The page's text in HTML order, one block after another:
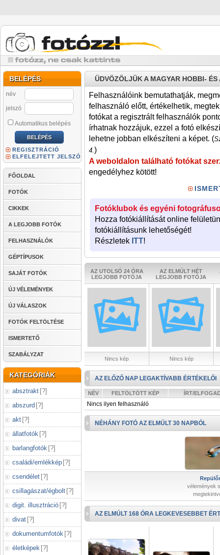
BELÉPÉS
név
jelszó
Automatikus belépés
REGISZTRÁCIÓ
ELFELEJTETT JELSZÓ
FŐOLDAL
FOTÓK
CIKKEK
A LEGJOBB FOTÓK
FELHASZNÁLÓK
GÉPTÍPUSOK
SAJÁT FOTÓK
ÚJ VÉLEMÉNYEK
ÚJ VÁLASZOK
FOTÓK FELTÖLTÉSE
ISMERTETŐ
SZABÁLYZAT
KATEGÓRIÁK
absztrakt [?]
abszurd [?]
akt [?]
állatfotók [?]
barlangfotók [?]
családi/emlékkép [?]
csendélet [?]
csillagászat/égbolt [?]
digit. illusztráció [?]
divat [?]
dokumentumfotók [?]
életképek [?]
ÜDVÖZÖLJÜK A MAGYAR HOBBI-
Felhasználóink bemutathatják,
felhasználó előtt, értékelhetik,
fotókat a regisztrált felhasználók
írhatnak hozzájuk, ezzel a fotó
lehetne jobban elkészíteni a képet. (
4.)
A weboldalon található fotókat
engedélyhez kötött!
Fotóklubok és egyéni
Hozza fotókiállítását online
fotókiállításunk lehetőségét!
Részletek ITT!
AZ UTOLSÓ 24 ÓRA
LEGJOBB FOTÓJA
AZ ELMÚLT HÉT
LEGJOBB FOTÓJA
Nincs kép Nincs kép
AZ ELŐZŐ NAP LEGAKTÍVABB ÉRTÉKELŐI
NÉV FELTÖLTÖTT KÉP ÍRT/
Nincs ilyen felhasználó
NÉHÁNY FOTÓ AZ ELMÚLT 30 NAPBÓL
vélemények
AZ ELMÚLT 168 ÓRA LEGKEVESEBBET